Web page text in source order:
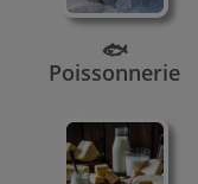
🐟
Poissonnerie